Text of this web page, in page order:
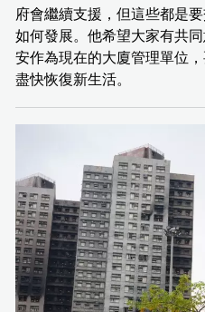
府會繼續支援，但這些都是
如何發展。他希望大家有共
安作為現在的大廈管理單位
盡快恢復新生活。